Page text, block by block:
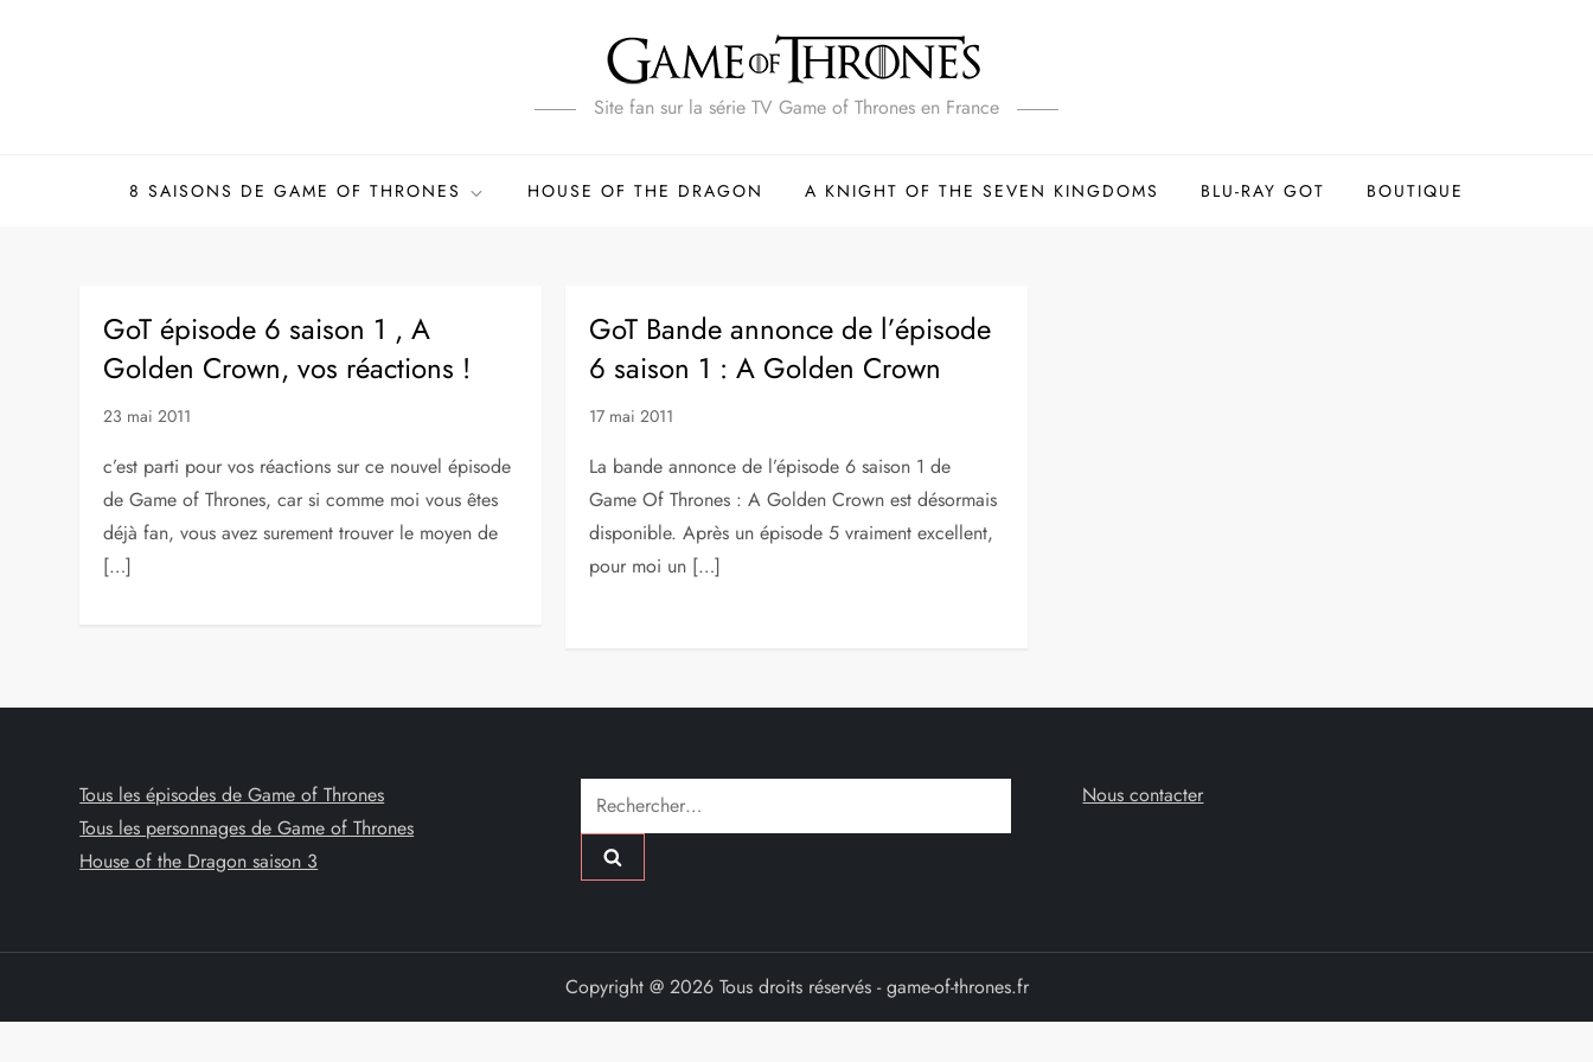
Site fan sur la série TV Game of Thrones en France
8 SAISONS DE GAME OF THRONES HOUSE OF THE DRAGON A KNIGHT OF THE SEVEN KINGDOMS BLU-RAY GOT BOUTIQUE
GoT épisode 6 saison 1 , A
Golden Crown, vos réactions !
23 mai 2011
c’est parti pour vos réactions sur ce nouvel épisode
de Game of Thrones, car si comme moi vous êtes
déjà fan, vous avez surement trouver le moyen de
[…]
GoT Bande annonce de l’épisode
6 saison 1 : A Golden Crown
17 mai 2011
La bande annonce de l’épisode 6 saison 1 de
Game Of Thrones : A Golden Crown est désormais
disponible. Après un épisode 5 vraiment excellent,
pour moi un […]
Tous les épisodes de Game of Thrones
Tous les personnages de Game of Thrones
House of the Dragon saison 3
Rechercher : Nous contacter
Copyright @ 2026 Tous droits réservés - game-of-thrones.fr